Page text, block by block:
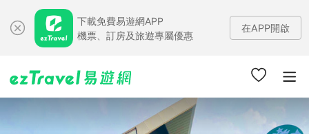
下載免費易遊網APP
機票、訂房及旅遊專屬優惠
在APP開啟